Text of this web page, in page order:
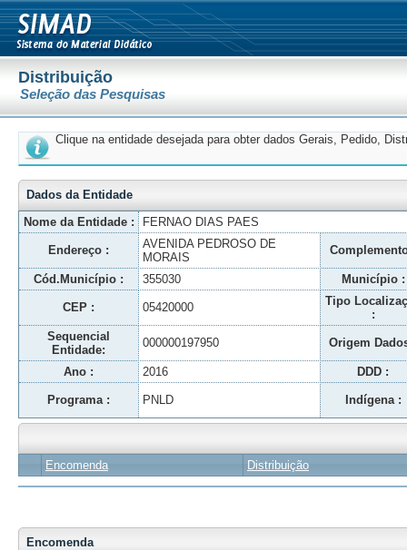
Distribuição
Seleção das Pesquisas
Clique na entidade desejada para obter dados Gerais, Pedido,
Dados da Entidade
Nome da Entidade :
FERNAO DIAS PAES
Endereço :
AVENIDA PEDROSO DE
MORAIS
Cód.Município : 355030 Município :
CEP : 05420000
Tipo
:
Sequencial
Entidade:
000000197950 Origem
Ano : 2016 DDD :
Programa : PNLD Indígena :
Encomenda Distribuição
Encomenda